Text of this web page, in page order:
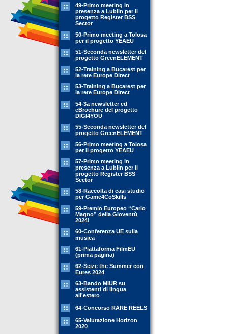
49-Primo meeting in
presenza a Lublin per il
progetto Register BSS
Sector
50-Primo meeting a Tolosa
per il progetto YEAEU
51-Seconda newsletter del
progetto GreenELEMENT
52-Training a Bucarest per
la rete Europe Direct
53-Training a Bucarest per
la rete Europe Direct
54-3a newsletter ed
eBrochure del progetto
DIGI4YOU
55-Seconda newsletter del
progetto GreenELEMENT
56-Primo meeting a Tolosa
per il progetto YEAEU
57-Primo meeting in
presenza a Lublin per il
progetto Register BSS
Sector
58-Raccolta di casi studio
per Game4CoSkills
59-Premio Europeo “Carlo
Magno” della Gioventù
2024!
60-Conferenza UE sulla
musica
61-Piattaforma FilmEU
(prima pagina)
62-Seize the Summer con
Eures 2024
63-Bando MIUR su
assistenti di lingua
all'estero
64-Concorso RARE REELS
65-Valutazione Horizon
2020